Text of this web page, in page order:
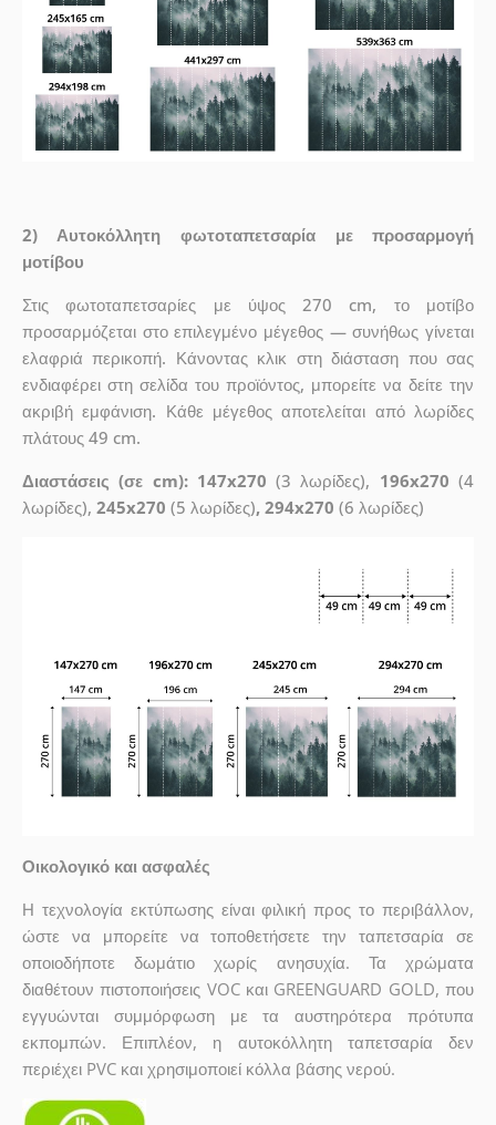
2) Αυτοκόλλητη φωτοταπετσαρία με προσαρμογή
μοτίβου
Στις φωτοταπετσαρίες με ύψος 270 cm, το μοτίβο
προσαρμόζεται στο επιλεγμένο μέγεθος — συνήθως γίνεται
ελαφριά περικοπή. Κάνοντας κλικ στη διάσταση που σας
ενδιαφέρει στη σελίδα του προϊόντος, μπορείτε να δείτε την
ακριβή εμφάνιση. Κάθε μέγεθος αποτελείται από λωρίδες
πλάτους 49 cm.
Διαστάσεις (σε cm): 147x270 (3 λωρίδες), 196x270 (4
λωρίδες), 245x270 (5 λωρίδες), 294x270 (6 λωρίδες)
Οικολογικό και ασφαλές
Η τεχνολογία εκτύπωσης είναι φιλική προς το περιβάλλον,
ώστε να μπορείτε να τοποθετήσετε την ταπετσαρία σε
οποιοδήποτε δωμάτιο χωρίς ανησυχία. Τα χρώματα
διαθέτουν πιστοποιήσεις VOC και GREENGUARD GOLD, που
εγγυώνται συμμόρφωση με τα αυστηρότερα πρότυπα
εκπομπών. Επιπλέον, η αυτοκόλλητη ταπετσαρία δεν
περιέχει PVC και χρησιμοποιεί κόλλα βάσης νερού.